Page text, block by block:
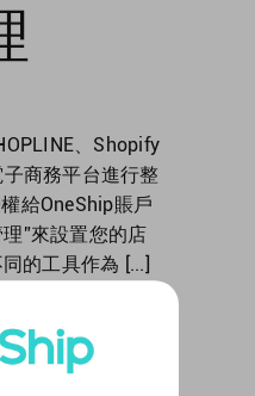
、Shopify
商務平台進行整
給OneShip賬戶
”來設置您的店
的工具作為 [...]